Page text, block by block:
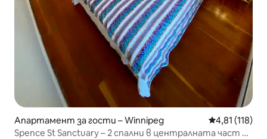
Апартамент за гости – Winnipeg Средна
4,81 (118)
Spence St Sanctuary – 2 спални в централната част на